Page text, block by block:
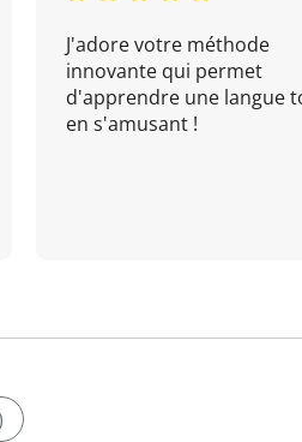
J'adore votre méthode
innovante qui permet
d'apprendre une langue
en s'amusant !